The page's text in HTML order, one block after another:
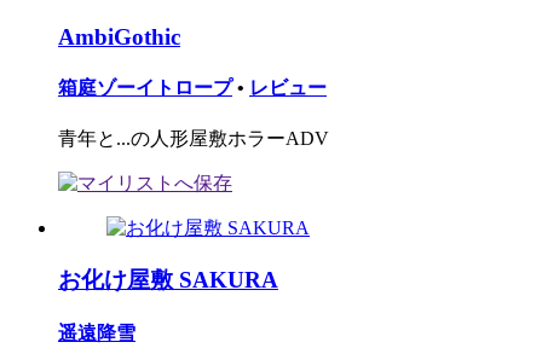
AmbiGothic
箱庭ゾーイトロープ • レビュー
青年と...の人形屋敷ホラーADV
お化け屋敷 SAKURA
遥遠降雪